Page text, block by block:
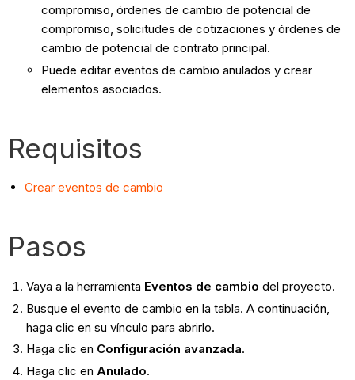
compromiso, órdenes de cambio de potencial de
compromiso, solicitudes de cotizaciones y órdenes de
cambio de potencial de contrato principal.
Puede editar eventos de cambio anulados y crear
elementos asociados.
Requisitos
Crear eventos de cambio
Pasos
Vaya a la herramienta Eventos de cambio del proyecto.
Busque el evento de cambio en la tabla. A continuación,
haga clic en su vínculo para abrirlo.
Haga clic en Configuración avanzada.
Haga clic en Anulado.